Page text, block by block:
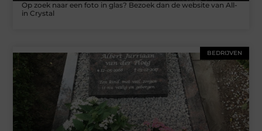
Op zoek naar een foto in glas? Bezoek dan de website van All-
in Crystal
BEDRIJVEN